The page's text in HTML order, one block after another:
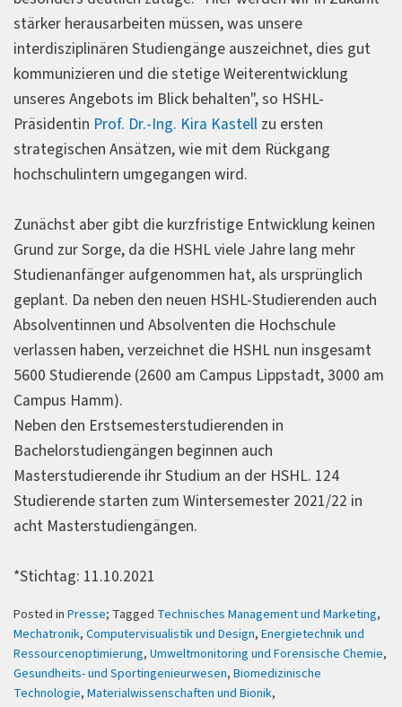
stärker herausarbeiten müssen, was unsere
interdisziplinären Studiengänge auszeichnet, dies gut
kommunizieren und die stetige Weiterentwicklung
unseres Angebots im Blick behalten", so HSHL-
Präsidentin Prof. Dr.-Ing. Kira Kastell zu ersten
strategischen Ansätzen, wie mit dem Rückgang
hochschulintern umgegangen wird.
Zunächst aber gibt die kurzfristige Entwicklung keinen
Grund zur Sorge, da die HSHL viele Jahre lang mehr
Studienanfänger aufgenommen hat, als ursprünglich
geplant. Da neben den neuen HSHL-Studierenden auch
Absolventinnen und Absolventen die Hochschule
verlassen haben, verzeichnet die HSHL nun insgesamt
5600 Studierende (2600 am Campus Lippstadt, 3000 am
Campus Hamm).
Neben den Erstsemesterstudierenden in
Bachelorstudiengängen beginnen auch
Masterstudierende ihr Studium an der HSHL. 124
Studierende starten zum Wintersemester 2021/22 in
acht Masterstudiengängen.
*Stichtag: 11.10.2021
Posted in Presse; Tagged Technisches Management und Marketing,
Mechatronik, Computervisualistik und Design, Energietechnik und
Ressourcenoptimierung, Umweltmonitoring und Forensische Chemie,
Gesundheits- und Sportingenieurwesen, Biomedizinische
Technologie, Materialwissenschaften und Bionik,